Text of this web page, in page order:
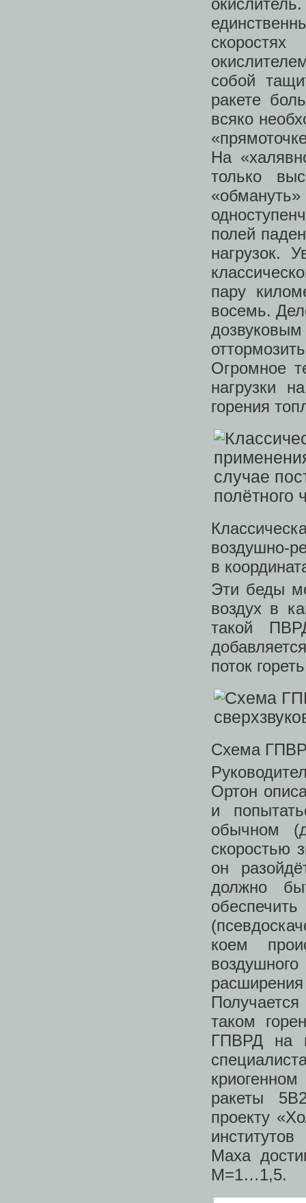
собой
ракете
всяко
На
только
полей
нагрузок.
пару
восемь.
Огромное
нагрузки
горения
воздушно-
в
Эти беды
воздух в
такой
поток
Схема
Ортон
и
обычном
скоростью
он
должно
коем
таком
ГПВРД на
ракеты
проекту
Маха
М=1…1,5.